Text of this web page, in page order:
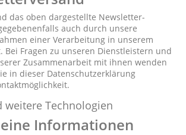
das oben dargestellte Newsletter-
auch durch unsere
einer Verarbeitung in unserem
Bei Fragen zu unseren Dienstleistern und
Zusammenarbeit mit ihnen wenden
in dieser Datenschutzerklärung
weitere Technologien
Informationen